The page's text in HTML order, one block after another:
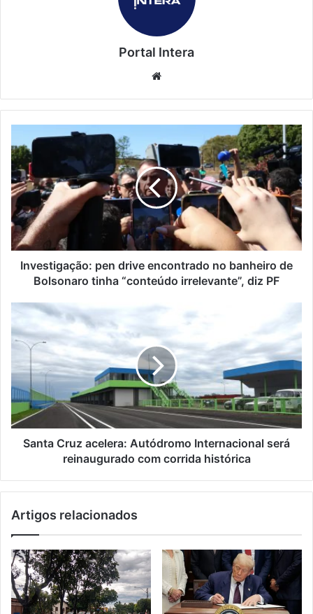
Portal Intera
Investigação: pen drive encontrado no banheiro de
Bolsonaro tinha “conteúdo irrelevante”, diz PF
Santa Cruz acelera: Autódromo Internacional será
reinaugurado com corrida histórica
Artigos relacionados